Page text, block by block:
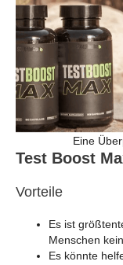
Eine
Test Boost
Vorteile
Es ist
Menschen
Es könnte